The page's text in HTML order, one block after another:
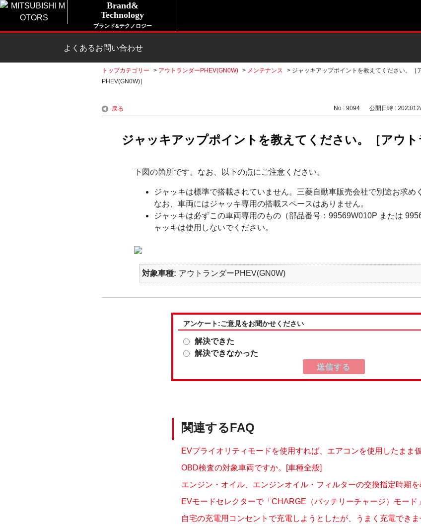
Brand&
Technology
ブランド&テクノロジー
よくあるお問い合わせ
トップカテゴリー > アウトランダーPHEV(GN0W) > メンテナンス > ジャッキアップポイントを教えてください。［
PHEV(GN0W)］
戻る No : 9094 公開日時 : 2023/
ジャッキアップポイントを教えてください。［アウト
下図の箇所です。なお、以下の点にご注意ください。
ジャッキは標準で搭載されていません。三菱自動車販売会社で別途お求め
なお、車両にはジャッキ専用の搭載スペースはありません。
ジャッキは必ずこの車両専用のもの（部品番号：99569W010P または
ャッキは使用しないでください。
対象車種 アウトランダーPHEV(GN0W)
アンケート:ご意見をお聞かせください
解決できた
解決できなかった
関連するFAQ
EVプライオリティモードを使用すれば、エアコンを使用したまま仮
OBD検査の対象車両ですか。[車種全般]
エンジン・オイル、エンジンオイル・フィルターの交換指定時期を
EVモードセレクターで「CHARGE（バッテリーチャージ）モード
自宅の充電用コンセントで充電しようとしたが、うまく充電できま